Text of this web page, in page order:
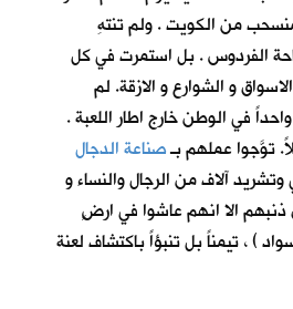
من الكويت . ولم تنتهِ
الفردوس . بل استمرت في كل
و الشوارع و الازقة. لم
في الوطن خارج اطار اللعبة .
توَّجوا عملهم بـصناعة الدجال
آلاف من الرجال والنساء و
ذنبهم الا انهم عاشوا في ارضٍ
) ، تيمناً بل تنبؤاً باكتشاف لعنة